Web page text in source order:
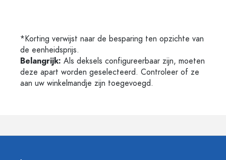
*Korting verwijst naar de besparing ten opzichte van
de eenheidsprijs.
Belangrijk: Als deksels configureerbaar zijn, moeten
deze apart worden geselecteerd. Controleer of ze
aan uw winkelmandje zijn toegevoegd.